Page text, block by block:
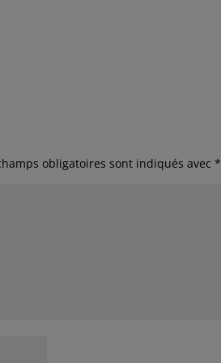
obligatoires sont indiqués avec*